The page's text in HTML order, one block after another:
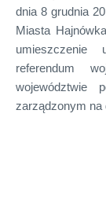
dnia 8 grudnia
Miasta
umieszczenie
referendum
województwie
zarządzonym na